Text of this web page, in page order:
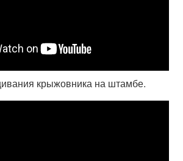
крыжовника на штамбе.